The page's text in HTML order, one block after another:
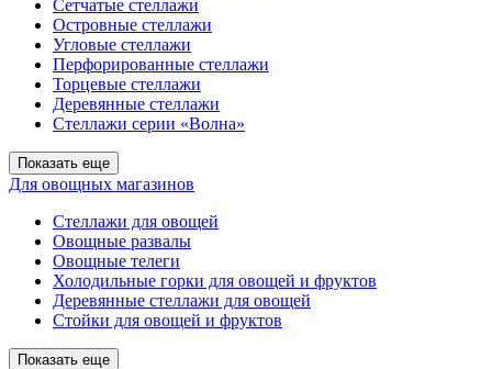
Сетчатые стеллажи
Островные стеллажи
Угловые стеллажи
Перфорированные стеллажи
Торцевые стеллажи
Деревянные стеллажи
Стеллажи серии «Волна»
Показать еще
Для овощных магазинов
Стеллажи для овощей
Овощные развалы
Овощные телеги
Холодильные горки для овощей и фруктов
Деревянные стеллажи для овощей
Стойки для овощей и фруктов
Показать еще